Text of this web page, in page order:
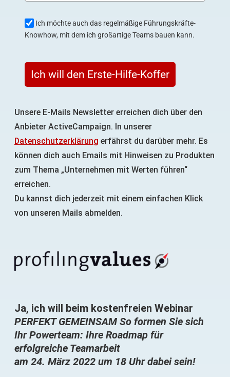
Ich möchte auch das regelmäßige Führungskräfte-
Knowhow, mit dem ich großartige Teams bauen kann.
Ich will den Erste-Hilfe-Koffer
Unsere E-Mails Newsletter erreichen dich über den
Anbieter ActiveCampaign. In unserer
Datenschutzerklärung erfährst du darüber mehr. Es
können dich auch Emails mit Hinweisen zu Produkten
zum Thema „Unternehmen mit Werten führen“
erreichen.
Du kannst dich jederzeit mit einem einfachen Klick
von unseren Mails abmelden.
Ja, ich will beim kostenfreien Webinar
PERFEKT GEMEINSAM So formen Sie sich
Ihr Powerteam: Ihre Roadmap für
erfolgreiche Teamarbeit
am 24. März 2022 um 18 Uhr dabei sein!